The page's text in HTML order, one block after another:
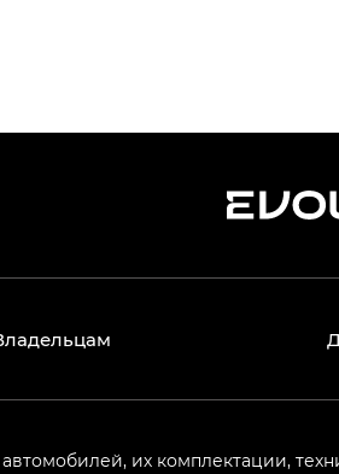
их комплектации,